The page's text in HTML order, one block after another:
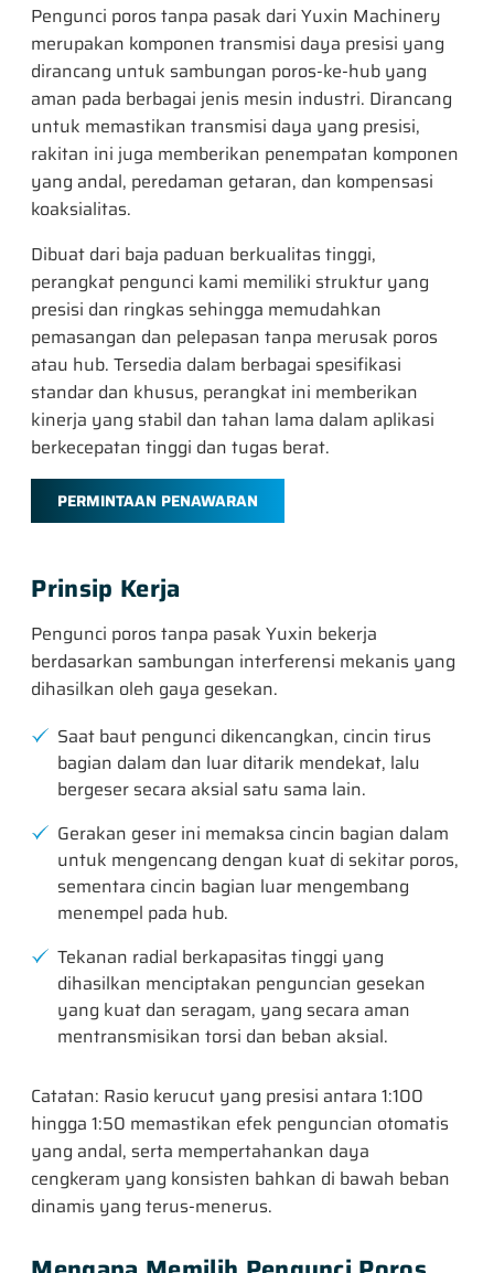
Pengunci poros tanpa pasak dari Yuxin Machinery
merupakan komponen transmisi daya presisi yang
dirancang untuk sambungan poros-ke-hub yang
aman pada berbagai jenis mesin industri. Dirancang
untuk memastikan transmisi daya yang presisi,
rakitan ini juga memberikan penempatan komponen
yang andal, peredaman getaran, dan kompensasi
koaksialitas.
Dibuat dari baja paduan berkualitas tinggi,
perangkat pengunci kami memiliki struktur yang
presisi dan ringkas sehingga memudahkan
pemasangan dan pelepasan tanpa merusak poros
atau hub. Tersedia dalam berbagai spesifikasi
standar dan khusus, perangkat ini memberikan
kinerja yang stabil dan tahan lama dalam aplikasi
berkecepatan tinggi dan tugas berat.
PERMINTAAN PENAWARAN
Prinsip Kerja
Pengunci poros tanpa pasak Yuxin bekerja
berdasarkan sambungan interferensi mekanis yang
dihasilkan oleh gaya gesekan.
Saat baut pengunci dikencangkan, cincin tirus
bagian dalam dan luar ditarik mendekat, lalu
bergeser secara aksial satu sama lain.
Gerakan geser ini memaksa cincin bagian dalam
untuk mengencang dengan kuat di sekitar poros,
sementara cincin bagian luar mengembang
menempel pada hub.
Tekanan radial berkapasitas tinggi yang
dihasilkan menciptakan penguncian gesekan
yang kuat dan seragam, yang secara aman
mentransmisikan torsi dan beban aksial.
Catatan: Rasio kerucut yang presisi antara 1:100
hingga 1:50 memastikan efek penguncian otomatis
yang andal, serta mempertahankan daya
cengkeram yang konsisten bahkan di bawah beban
dinamis yang terus-menerus.